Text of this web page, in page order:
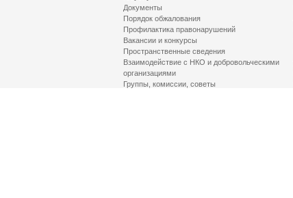
Документы
Порядок обжалования
Профилактика правонарушений
Вакансии и конкурсы
Пространственные сведения
Взаимодействие с НКО и добровольческими
организациями
Группы, комиссии, советы